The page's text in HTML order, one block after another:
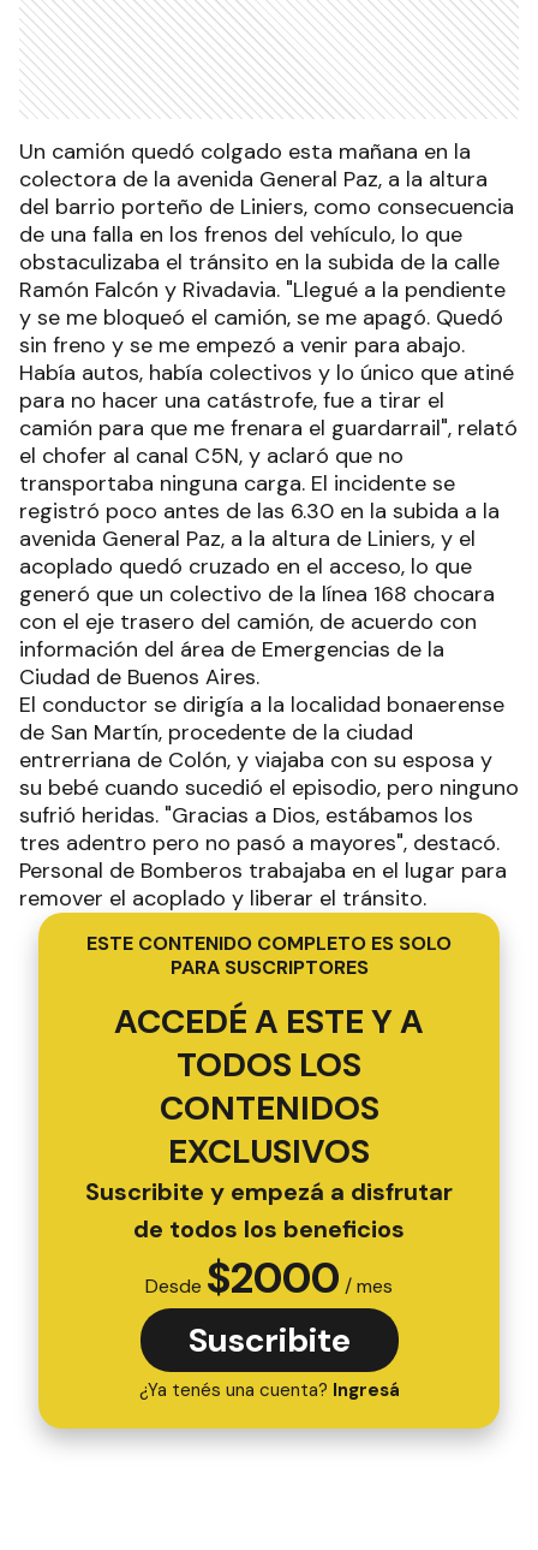
Un camión quedó colgado esta mañana en la
colectora de la avenida General Paz, a la altura
del barrio porteño de Liniers, como consecuencia
de una falla en los frenos del vehículo, lo que
obstaculizaba el tránsito en la subida de la calle
Ramón Falcón y Rivadavia. "Llegué a la pendiente
y se me bloqueó el camión, se me apagó. Quedó
sin freno y se me empezó a venir para abajo.
Había autos, había colectivos y lo único que atiné
para no hacer una catástrofe, fue a tirar el
camión para que me frenara el guardarrail", relató
el chofer al canal C5N, y aclaró que no
transportaba ninguna carga. El incidente se
registró poco antes de las 6.30 en la subida a la
avenida General Paz, a la altura de Liniers, y el
acoplado quedó cruzado en el acceso, lo que
generó que un colectivo de la línea 168 chocara
con el eje trasero del camión, de acuerdo con
información del área de Emergencias de la
Ciudad de Buenos Aires.
El conductor se dirigía a la localidad bonaerense
de San Martín, procedente de la ciudad
entrerriana de Colón, y viajaba con su esposa y
su bebé cuando sucedió el episodio, pero ninguno
sufrió heridas. "Gracias a Dios, estábamos los
tres adentro pero no pasó a mayores", destacó.
Personal de Bomberos trabajaba en el lugar para
remover el acoplado y liberar el tránsito.
ESTE CONTENIDO COMPLETO ES SOLO
PARA SUSCRIPTORES
ACCEDÉ A ESTE Y A
TODOS LOS
CONTENIDOS
EXCLUSIVOS
Suscribite y empezá a disfrutar
de todos los beneficios
Desde $2000 / mes
Suscribite
¿Ya tenés una cuenta? Ingresá